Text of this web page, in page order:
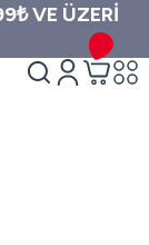
VE ÜZERİ